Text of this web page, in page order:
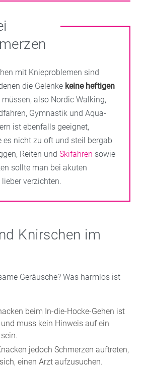
übernehmen. Auch Vitamin C
Kollagenbildung gesunder
Spurenelemente wie
Präparate mit den
bei Arthrose
in Ihrer Apotheke.
Wirkstoffe Diclofenac,
in Ihrer Apotheke beraten.
bleiben! Der Knieknorpel
Belastung erfährt. Das
der Knorpelsubstanz spült die
wo sie benötigt werden. Wer
bei
mit Knieproblemen sind
die Gelenke keine heftigen
also Nordic Walking,
Gymnastik und Aqua-
ist ebenfalls geeignet,
es nicht zu oft und steil bergab
Reiten und Skifahren sowie
sollte man bei akuten
verzichten.
Knirschen im
Geräusche? Was harmlos ist
beim In-die-Hocke-Gehen ist
muss kein Hinweis auf ein
jedoch Schmerzen auftreten,
einen Arzt aufzusuchen.